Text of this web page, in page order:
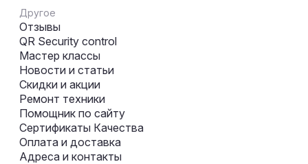
Другое
Отзывы
QR Security control
Мастер классы
Новости и статьи
Скидки и акции
Ремонт техники
Помощник по сайту
Сертификаты Качества
Оплата и доставка
Адреса и контакты